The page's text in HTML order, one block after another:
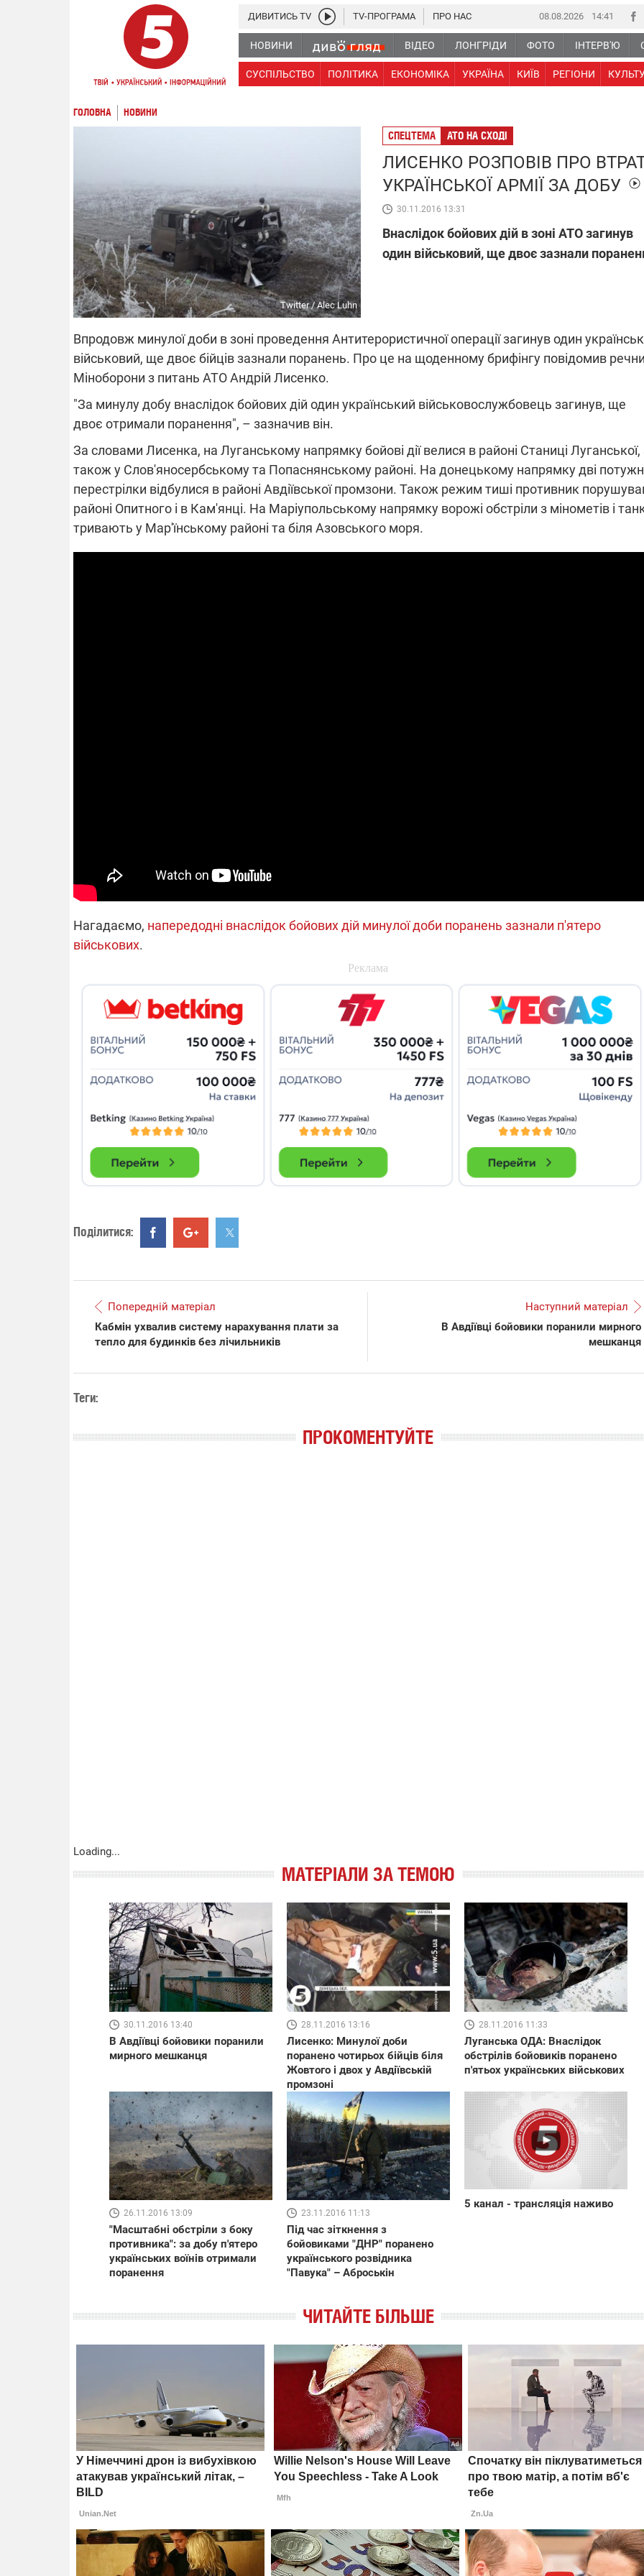
08.08.2026 14:41
НОВИНИ ВІДЕО ЛОНГРІДИ ФОТО ІНТЕРВ'Ю
СУСПІЛЬСТВО ПОЛІТИКА ЕКОНОМІКА УКРАЇНА КИЇВ РЕГІОНИ
ДИВИТИСЬ TV TV-ПРОГРАМА ПРО НАС
ГОЛОВНА НОВИНИ
Twitter / Alec Luhn
СПЕЦТЕМА АТО НА СХОДІ
ЛИСЕНКО РОЗПОВІВ ПРО
УКРАЇНСЬКОЇ АРМІЇ ЗА ДОБУ
30.11.2016 13:31
Внаслідок бойових дій в зоні АТО загинув
один військовий, ще двоє зазнали
Впродовж минулої доби в зоні проведення Антитерористичної операції загинув один
військовий, ще двоє бійців зазнали поранень. Про це на щоденному брифінгу повідомив
Міноборони з питань АТО Андрій Лисенко.
"За минулу добу внаслідок бойових дій один український військовослужбовець загинув, ще
двоє отримали поранення", – зазначив він.
За словами Лисенка, на Луганському напрямку бойові дії велися в районі Станиці Луганської,
також у Слов'яносербському та Попаснянському районі. На донецькому напрямку дві
перестрілки відбулися в районі Авдіївської промзони. Також режим тиші противник
районі Опитного і в Кам'янці. На Маріупольському напрямку ворожі обстріли з мінометів і
тривають у Мар'їнському районі та біля Азовського моря.
Нагадаємо, напередодні внаслідок бойових дій минулої доби поранень зазнали п'ятеро
військових.
Поділитися:
Попередній матеріал
Кабмін ухвалив систему нарахування плати за
тепло для будинків без лічильників
Наступний матеріал
В Авдіївці бойовики поранили мирного
мешканця
Теги:
ПРОКОМЕНТУЙТЕ
Loading...
МАТЕРІАЛИ ЗА ТЕМОЮ
30.11.2016 13:40
В Авдіївці бойовики поранили
мирного мешканця
28.11.2016 13:16
Лисенко: Минулої доби
поранено чотирьох бійців біля
Жовтого і двох у Авдіївській
промзоні
28.11.2016 11:33
Луганська ОДА: Внаслідок
обстрілів бойовиків поранено
п'ятьох українських військових
26.11.2016 13:09
"Масштабні обстріли з боку
противника": за добу п'ятеро
українських воїнів отримали
поранення
23.11.2016 11:13
Під час зіткнення з
бойовиками "ДНР" поранено
українського розвідника
"Павука" – Аброськін
5 канал - трансляція наживо
ЧИТАЙТЕ БІЛЬШЕ
ВІДКЛЮЧЕННЯ СВІТЛА В УКРАЇНІ
Частина споживачів у чотирьох
російських обстрілів
Готуйте павербанки: через аномальну
спеку у серпні, можуть повернутися
графіки відключень – подробиці
директора Енергоатому
З колишнього віцепрем'єра
Чернишова зняли електронний
браслет стеження